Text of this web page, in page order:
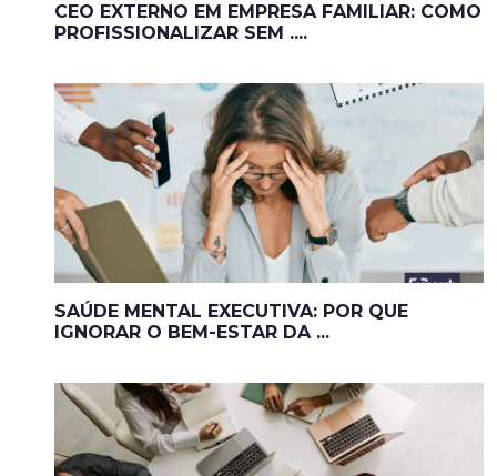
CEO EXTERNO EM EMPRESA FAMILIAR: COMO
PROFISSIONALIZAR SEM ....
SAÚDE MENTAL EXECUTIVA: POR QUE
IGNORAR O BEM-ESTAR DA ...